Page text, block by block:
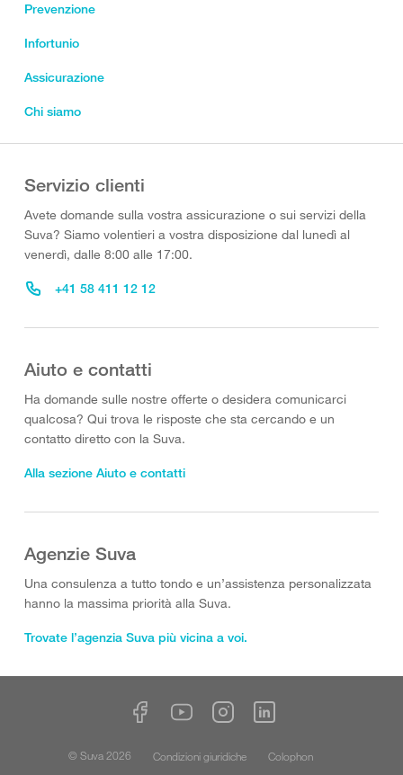
Prevenzione
Infortunio
Assicurazione
Chi siamo
Servizio clienti
Avete domande sulla vostra assicurazione o sui servizi della
Suva? Siamo volentieri a vostra disposizione dal lunedì al
venerdì, dalle 8:00 alle 17:00.
+41 58 411 12 12
Aiuto e contatti
Ha domande sulle nostre offerte o desidera comunicarci
qualcosa? Qui trova le risposte che sta cercando e un
contatto diretto con la Suva.
Alla sezione Aiuto e contatti
Agenzie Suva
Una consulenza a tutto tondo e un’assistenza personalizzata
hanno la massima priorità alla Suva.
Trovate l’agenzia Suva più vicina a voi.
© Suva 2026 Condizioni giuridiche Colophon